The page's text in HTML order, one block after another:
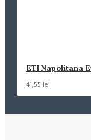
ETI Napolitana
41,55 lei